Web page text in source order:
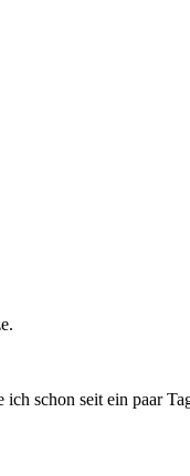
schon seit ein paar